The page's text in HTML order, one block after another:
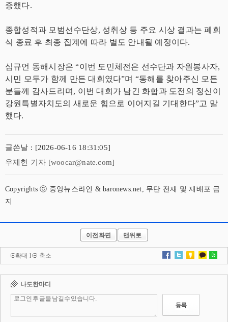
증했다.
종합성적과 모범선수단상, 성취상 등 주요 시상 결과는 폐회
식 종료 후 최종 집계에 따라 별도 안내될 예정이다.
심규언 동해시장은 “이번 도민체전은 선수단과 자원봉사자,
시민 모두가 함께 만든 대회였다”며 “동해를 찾아주신 모든
분들께 감사드리며, 이번 대회가 남긴 화합과 도전의 정신이
강원특별자치도의 새로운 힘으로 이어지길 기대한다”고 말
했다.
글쓴날 : [2026-06-16 18:31:05]
우제헌 기자 [woocar@nate.com]
Copyrights ⓒ 중앙뉴스라인 & baronews.net, 무단 전재 및 재배포 금
지
이전화면 맨위로
확대 l 축소